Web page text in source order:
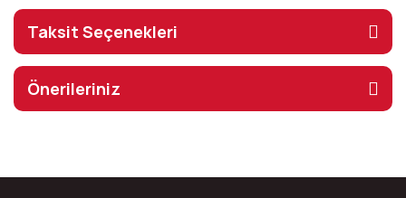
Taksit Seçenekleri
Önerileriniz